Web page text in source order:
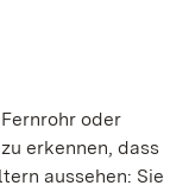
oder
erkennen, dass
aussehen: Sie